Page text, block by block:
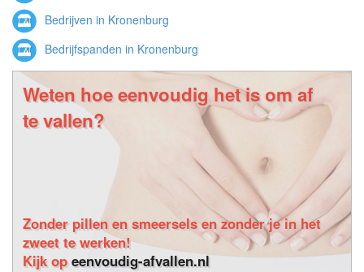
Bedrijven in Kronenburg
Bedrijfspanden in Kronenburg
Weten hoe eenvoudig het is om af
te vallen?
Zonder pillen en smeersels en zonder je in het
zweet te werken!
Kijk opeenvoudig-afvallen.nl